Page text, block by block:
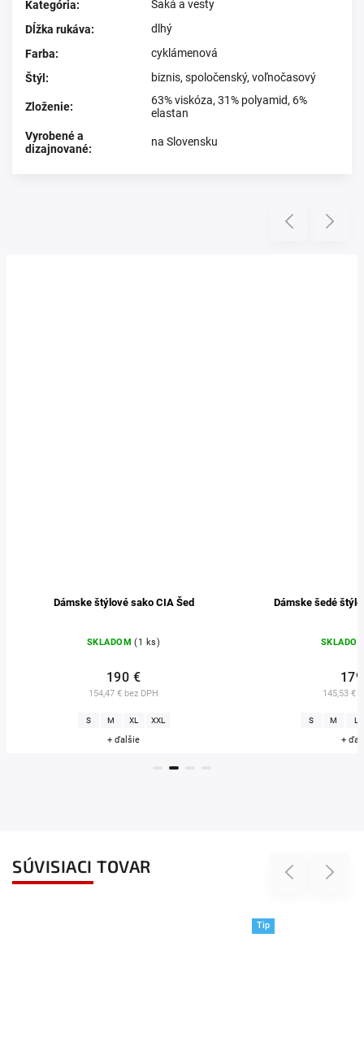
Kategória:
Saká a vesty
Dĺžka rukáva:
dlhý
Farba:
cyklámenová
Štýl : biznis, spoločenský, voľnočasový
Zloženie:
63% viskóza, 31% polyamid, 6%
elastan
Vyrobené a
dizajnované:
na Slovensku
Previous
Dámske štýlové sako CIA Šed
SKLADOM (1 ks)
154,47 € bez DPH
190 €
S M XL XXL
+ ďalšie
Dámske šedé
145,53 €
S M L
+
Next
SÚVISIACI TOVAR Previous
Tip
Next